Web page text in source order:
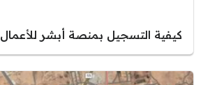
كيفية التسجيل بمنصة أبشر للأعمال